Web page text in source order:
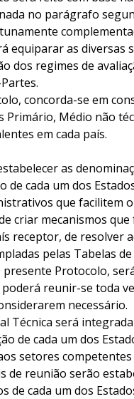
no parágrafo
equiparar as diversas
dos regimes de
concorda-se em
Primário, Médio não
em cada país.
as
de cada um dos
que facilitem
criar mecanismos
receptor, de resolver
pelas Tabelas
Protocolo,
reunir-se toda
necessário.
Técnica será
de cada um dos
setores
de reunião serão
de cada um dos